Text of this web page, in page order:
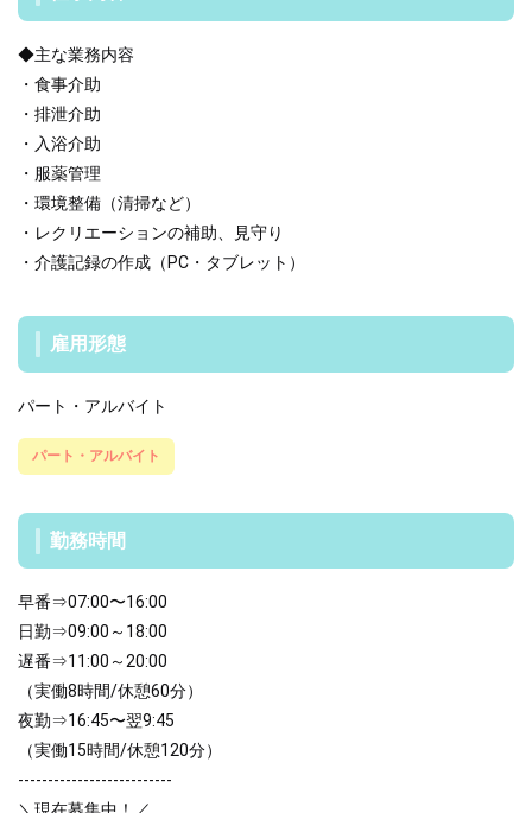
◆主な業務内容
・食事介助
・排泄介助
・入浴介助
・服薬管理
・環境整備（清掃など）
・レクリエーションの補助、見守り
・介護記録の作成（PC・タブレット）
雇用形態
パート・アルバイト
パート・アルバイト
勤務時間
早番⇒07:00〜16:00
日勤⇒09:00～18:00
遅番⇒11:00～20:00
（実働8時間/休憩60分）
夜勤⇒16:45〜翌9:45
（実働15時間/休憩120分）
--------------------------